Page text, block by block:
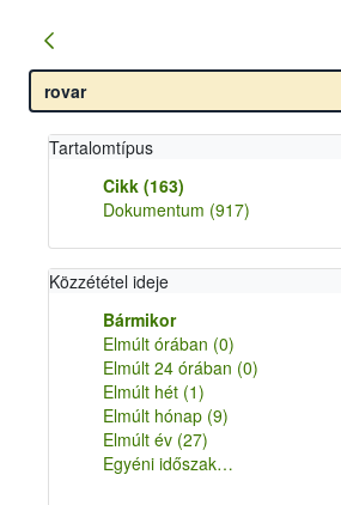
Tartalomtípus
Cikk (163)
Dokumentum (917)
Közzététel ideje
Bármikor
Elmúlt órában (0)
Elmúlt 24 órában (0)
Elmúlt hét (1)
Elmúlt hónap (9)
Elmúlt év (27)
Egyéni időszak…